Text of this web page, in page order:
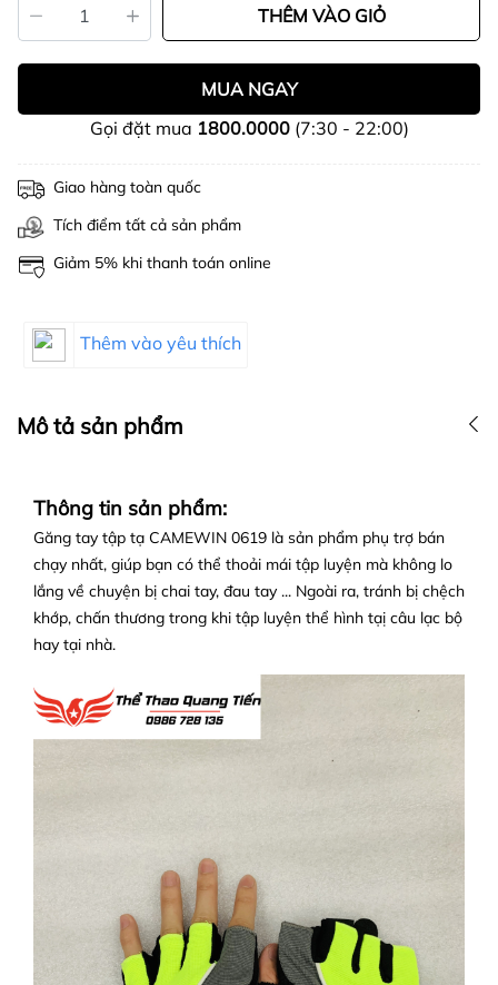
THÊM VÀO GIỎ
MUA NGAY
Gọi đặt mua 1800.0000(7:30 - 22:00)
Giao hàng toàn quốc
Tích điểm tất cả sản phẩm
Giảm 5% khi thanh toán online
Thêm vào yêu thích
Mô tả sản phẩm
Thông tin sản phẩm:
Găng tay tập tạ CAMEWIN 0619 là sản phẩm phụ trợ bán
chạy nhất, giúp bạn có thể thoải mái tập luyện mà không lo
lắng về chuyện bị chai tay, đau tay ... Ngoài ra, tránh bị chệch
khớp, chấn thương trong khi tập luyện thể hình tạị câu lạc bộ
hay tại nhà.